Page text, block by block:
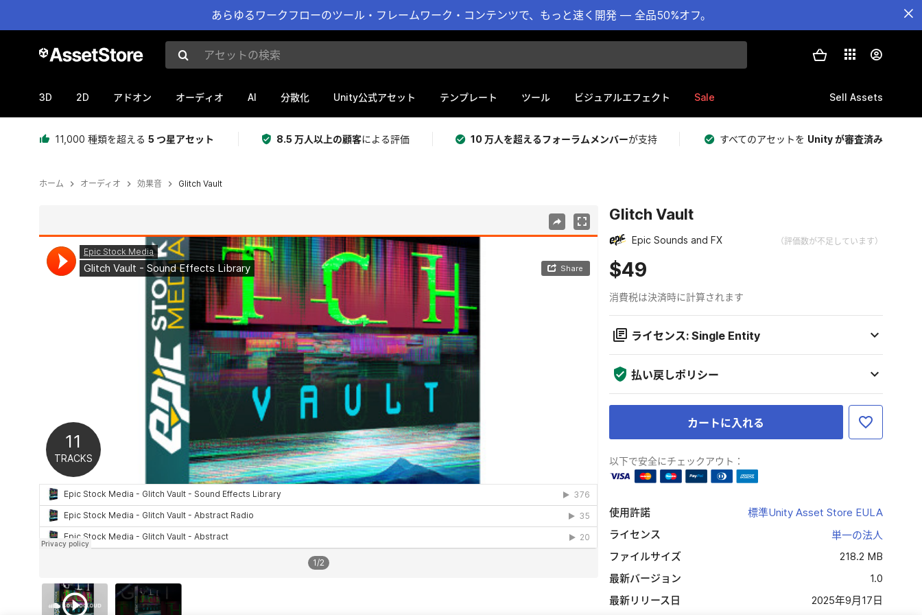
あらゆるワークフローのツール・フレームワーク・コンテンツで、もっと速く開発 — 全品50%オフ。
アセットの検索
3D 2D アドオン オーディオ AI 分散化 Unity公式アセット テンプレート ツール ビジュアルエフェクト Sale Sell Assets
11,000 種類を超える 5 つ星アセット 8.5 万人以上の顧客による評価 10 万人を超えるフォーラムメンバーが支持 すべてのアセットを Unity が審査済み
ホーム オーディオ 効果音 Glitch Vault
1/2
Glitch Vault
Epic Sounds and FX （評価数が不足しています）
$49
消費税は決済時に計算されます
ライセンス: Single Entity
払い戻しポリシー
カートに入れる
以下で安全にチェックアウト：
使用許諾
標準Unity Asset Store EULA
ライセンス
単一の法人
ファイルサイズ
218.2 MB
最新バージョン
1.0
最新リリース日
2025年9月17日